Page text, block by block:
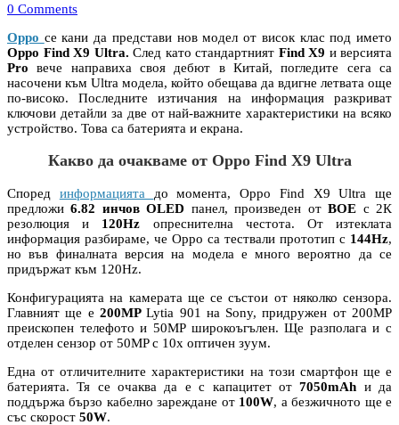
0 Comments
Oppo се кани да представи нов модел от висок клас под името
Oppo Find X9 Ultra. След като стандартният Find X9 и версията
Proвече направиха своя дебют в Китай, погледите сега са
насочени към Ultra модела, който обещава да вдигне летвата още
по-високо. Последните изтичания на информация разкриват
ключови детайли за две от най-важните характеристики на всяко
устройство. Това са батерията и екрана.
Какво да очакваме от Oppo Find X9 Ultra
Според информацията до момента, Oppo Find X9 Ultra ще
предложи 6.82 инчов OLED панел, произведен отBOE с 2К
резолюция и 120Hz опреснителна честота. От изтеклата
информация разбираме, че Oppo са тествали прототип с 144Hz,
но във финалната версия на модела е много вероятно да се
придържат към 120Hz.
Конфигурацията на камерата ще се състои от няколко сензора.
Главният ще е 200MPLytia 901 на Sony, придружен от 200MP
преископен телефото и 50MP широкоъгълен. Ще разполага и с
отделен сензор от 50MP с 10х оптичен зуум.
Една от отличителните характеристики на този смартфон ще е
батерията. Тя се очаква да е с капацитет от7050mAh и да
поддържа бързо кабелно зареждане от 100W, а безжичното ще е
със скорост 50W.